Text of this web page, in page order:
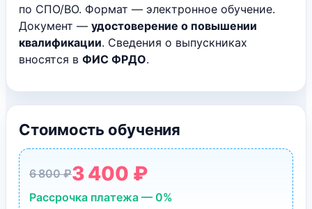
по СПО/ВО. Формат — электронное обучение.
Документ — удостоверение о повышении
квалификации. Сведения о выпускниках
вносятся в ФИС ФРДО.
Стоимость обучения
6 800 ₽3 400 ₽
Рассрочка платежа — 0%